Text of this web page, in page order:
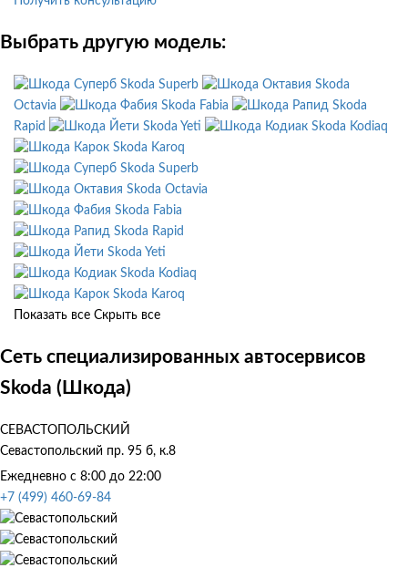
Выбрать другую модель:
Skoda Superb
Skoda
Octavia
Skoda Fabia
Skoda
Rapid
Skoda Yeti
Skoda Kodiaq
Skoda Karoq
Skoda Superb
Skoda Octavia
Skoda Fabia
Skoda Rapid
Skoda Yeti
Skoda Kodiaq
Skoda Karoq
Показать все Скрыть все
Сеть специализированных автосервисов
Skoda (Шкода)
СЕВАСТОПОЛЬСКИЙ
Севастопольский пр. 95 б, к.8
Ежедневно с 8:00 до 22:00
+7 (499) 460-69-84